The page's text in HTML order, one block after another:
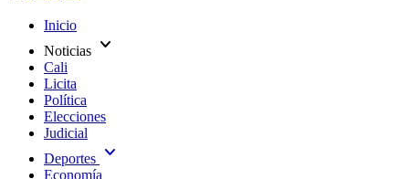
Inicio
Noticias expand_more
Cali
Licita
Política
Elecciones
Judicial
Deportes expand_more
Economía